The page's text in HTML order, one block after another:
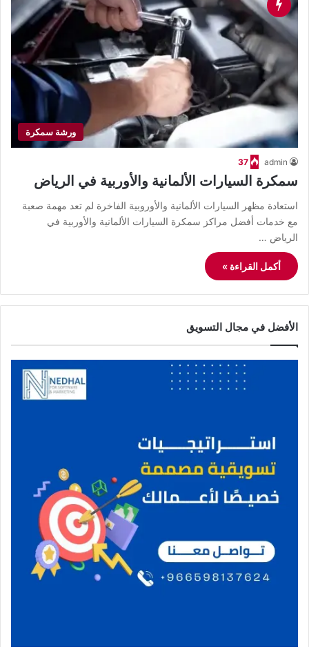
ورشة سمكرة
admin
37
سمكرة السيارات الألمانية والأوربية في الرياض
استعادة مظهر السيارات الألمانية والأوروبية الفاخرة لم تعد مهمة صعبة
مع خدمات أفضل مراكز سمكرة السيارات الألمانية والأوربية في
الرياض …
أكمل القراءة »
الأفضل في مجال التسويق